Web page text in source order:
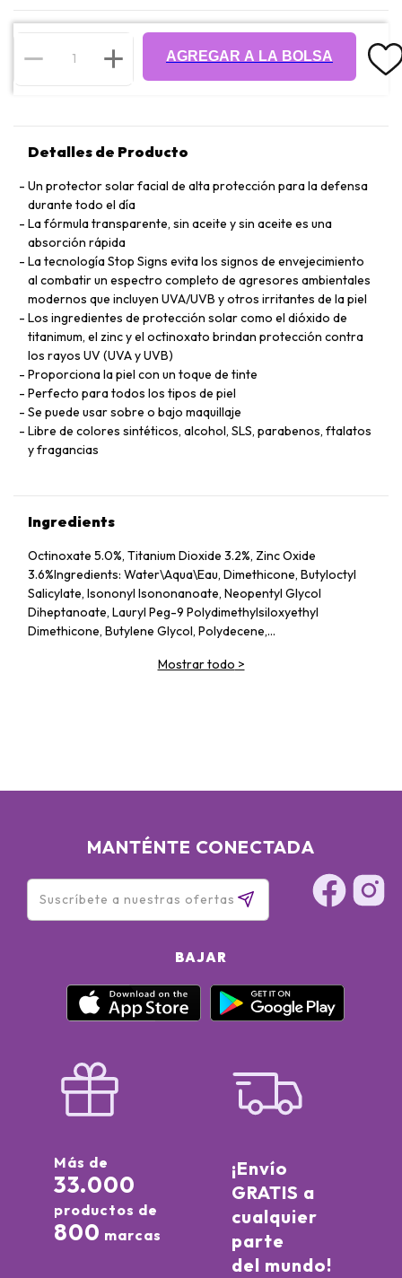
AGREGAR A LA BOLSA
Detalles de Producto
Un protector solar facial de alta protección para la defensa
durante todo el día
La fórmula transparente, sin aceite y sin aceite es una
absorción rápida
La tecnología Stop Signs evita los signos de envejecimiento
al combatir un espectro completo de agresores ambientales
modernos que incluyen UVA/UVB y otros irritantes de la piel
Los ingredientes de protección solar como el dióxido de
titanimum, el zinc y el octinoxato brindan protección contra
los rayos UV (UVA y UVB)
Proporciona la piel con un toque de tinte
Perfecto para todos los tipos de piel
Se puede usar sobre o bajo maquillaje
Libre de colores sintéticos, alcohol, SLS, parabenos, ftalatos
y fragancias
Ingredients
Octinoxate 5.0%, Titanium Dioxide 3.2%, Zinc Oxide
3.6%Ingredients: Water\Aqua\Eau, Dimethicone, Butyloctyl
Salicylate, Isononyl Isononanoate, Neopentyl Glycol
Diheptanoate, Lauryl Peg-9 Polydimethylsiloxyethyl
Dimethicone, Butylene Glycol, Polydecene,
Hydrated Silica, Dimethicone/Vinyl Dimethicone
(Ci 77491), Iron Oxides (Ci 77492) <ILN47235>
Mostrar todo >
MANTÉNTE CONECTADA
BAJAR
Más de
33.000
productos de
800 marcas
¡Envío
GRATIS a
cualquier
parte
del mundo!